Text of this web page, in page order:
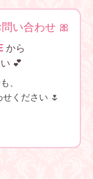
い合わせ 🎀
から
💕
、
ください 🌷